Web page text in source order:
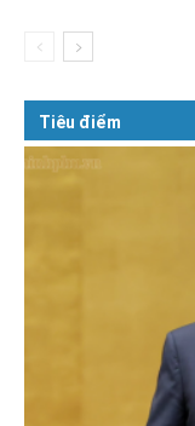
Tiêu điểm